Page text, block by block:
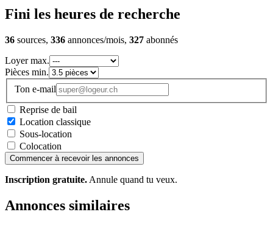
Fini les heures de recherche
36 sources, 336 annonces/mois, 327 abonnés
Loyer max.
Pièces min.
Ton e-mail
Reprise de bail
Location classique
Sous-location
Colocation
Commencer à recevoir les annonces
Inscription gratuite. Annule quand tu veux.
Annonces similaires